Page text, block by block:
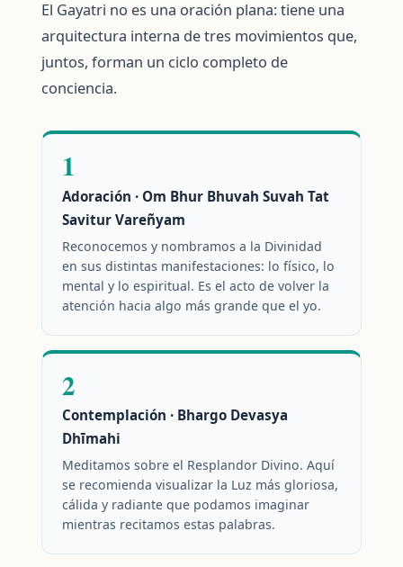
El Gayatri no es una oración plana: tiene una
arquitectura interna de tres movimientos que,
juntos, forman un ciclo completo de
conciencia.
1
Adoración · Om Bhur Bhuvah Suvah Tat
Savitur Vareñyam
Reconocemos y nombramos a la Divinidad
en sus distintas manifestaciones: lo físico, lo
mental y lo espiritual. Es el acto de volver la
atención hacia algo más grande que el yo.
2
Contemplación · Bhargo Devasya
Dhīmahi
Meditamos sobre el Resplandor Divino. Aquí
se recomienda visualizar la Luz más gloriosa,
cálida y radiante que podamos imaginar
mientras recitamos estas palabras.